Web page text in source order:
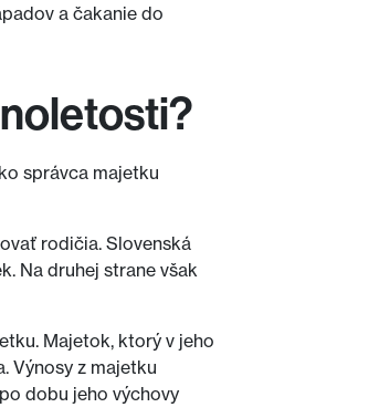
a čakanie do
správca majetku
rodičia. Slovenská
Na druhej strane však
Majetok, ktorý v jeho
Výnosy z majetku
dobu jeho výchovy